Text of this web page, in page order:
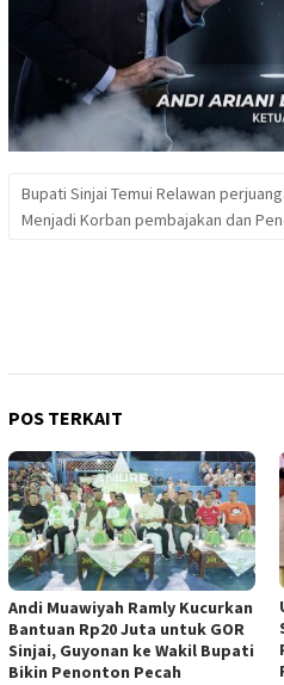
Bupati Sinjai Temui Relawan
Menjadi Korban pembajakan dan
POS TERKAIT
Andi Muawiyah Ramly Kucurkan
Bantuan Rp20 Juta untuk GOR
Sinjai, Guyonan ke Wakil Bupati
Bikin Penonton Pecah